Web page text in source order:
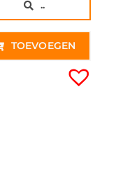
€ 9,95€ 8,22.
..
TOEVOEGEN